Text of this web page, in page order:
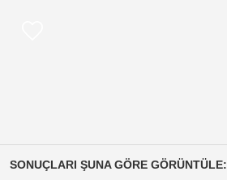
SONUÇLARI ŞUNA GÖRE GÖRÜNTÜLE: